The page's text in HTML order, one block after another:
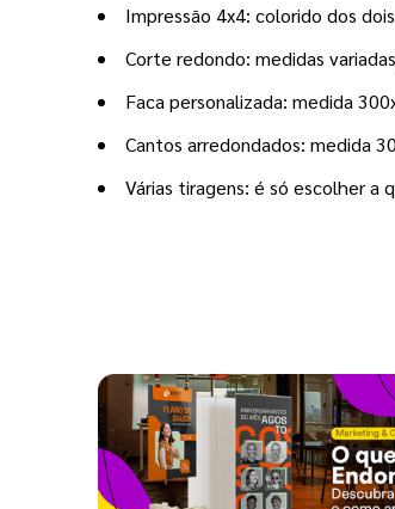
Impressão 4x4: colorido dos
Corte redondo: medidas
Faca personalizada: medida
Cantos arredondados: medida
Várias tiragens: é só escolher a